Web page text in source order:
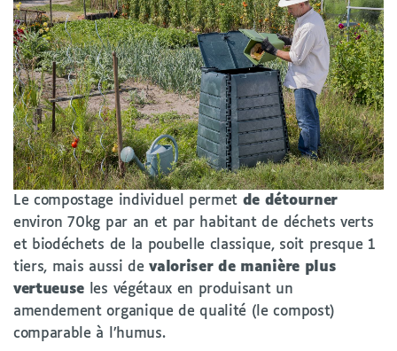
Le compostage individuel permet de détourner
environ 70kg par an et par habitant de déchets verts
et biodéchets de la poubelle classique, soit presque 1
tiers, mais aussi de valoriser de manière plus
vertueuse les végétaux en produisant un
amendement organique de qualité (le compost)
comparable à l’humus.